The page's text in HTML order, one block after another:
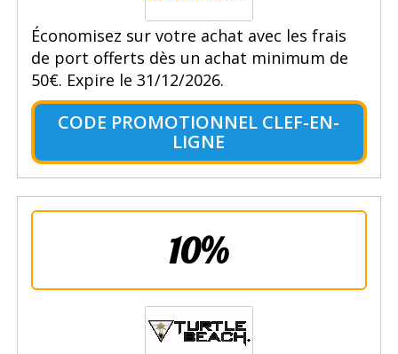
Économisez sur votre achat avec les frais
de port offerts dès un achat minimum de
50€. Expire le 31/12/2026.
CODE PROMOTIONNEL CLEF-EN-
LIGNE
10%